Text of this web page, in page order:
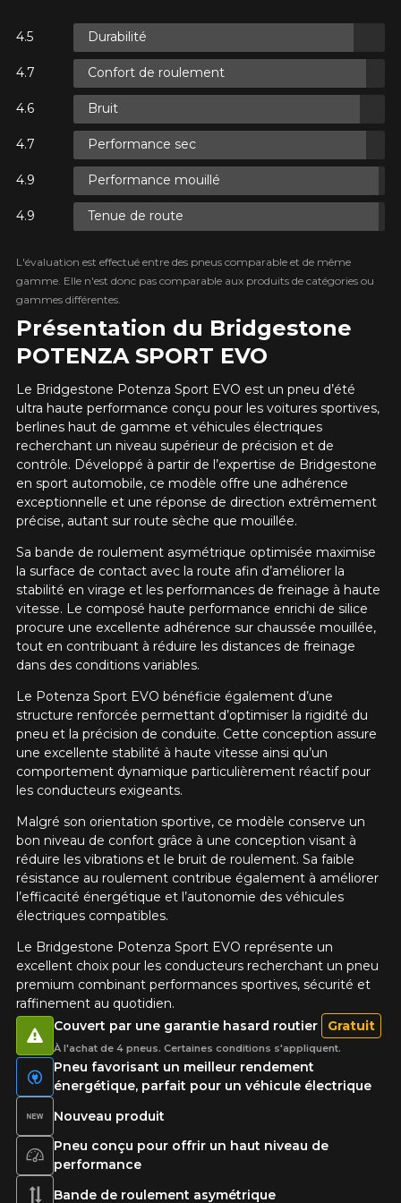
Présentation du Bridgestone
POTENZA SPORT EVO
Le Bridgestone Potenza Sport EVO est un pneu d’été
ultra haute performance conçu pour les voitures sportives,
berlines haut de gamme et véhicules électriques
recherchant un niveau supérieur de précision et de
contrôle. Développé à partir de l’expertise de Bridgestone
en sport automobile, ce modèle offre une adhérence
exceptionnelle et une réponse de direction extrêmement
précise, autant sur route sèche que mouillée.
Sa bande de roulement asymétrique optimisée maximise
la surface de contact avec la route afin d’améliorer la
stabilité en virage et les performances de freinage à haute
vitesse. Le composé haute performance enrichi de silice
procure une excellente adhérence sur chaussée mouillée,
tout en contribuant à réduire les distances de freinage
dans des conditions variables.
Le Potenza Sport EVO bénéficie également d’une
structure renforcée permettant d’optimiser la rigidité du
pneu et la précision de conduite. Cette conception assure
une excellente stabilité à haute vitesse ainsi qu’un
comportement dynamique particulièrement réactif pour
les conducteurs exigeants.
Malgré son orientation sportive, ce modèle conserve un
bon niveau de confort grâce à une conception visant à
réduire les vibrations et le bruit de roulement. Sa faible
résistance au roulement contribue également à améliorer
l’efficacité énergétique et l’autonomie des véhicules
électriques compatibles.
Le Bridgestone Potenza Sport EVO représente un
excellent choix pour les conducteurs recherchant un pneu
premium combinant performances sportives, sécurité et
raffinement au quotidien.
Durabilité
Confort de roulement
Bruit
Performance sec
Performance mouillé
Tenue de route
L'évaluation est effectué entre des pneus comparable et de même
gamme. Elle n'est donc pas comparable aux produits de catégories ou
gammes différentes.
Pneu favorisant un meilleur rendement
énergétique, parfait pour un véhicule électrique
Nouveau produit
Pneu conçu pour offrir un haut niveau de
performance
Bande de roulement asymétrique
Couvert par une garantie hasard routier Gratuit
À l'achat de 4 pneus. Certaines conditions s'appliquent.